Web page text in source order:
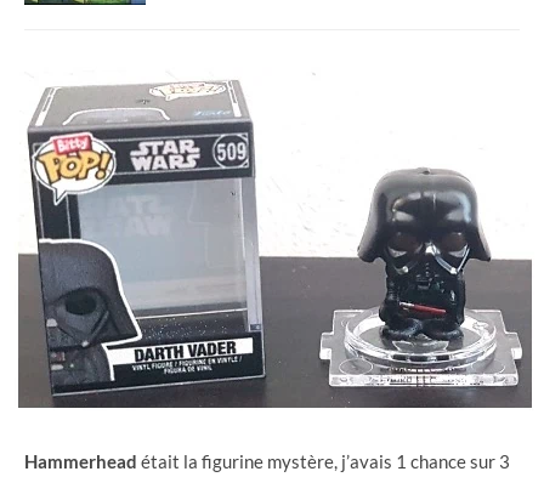
Hammerhead était la figurine mystère, j’avais 1 chance sur 3